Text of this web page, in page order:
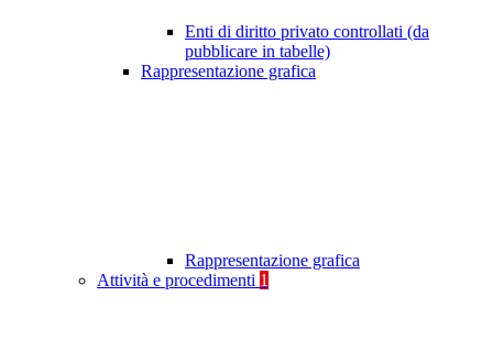
Enti di diritto privato controllati (da
pubblicare in tabelle)
Rappresentazione grafica
Rappresentazione grafica
Attività e procedimenti 1